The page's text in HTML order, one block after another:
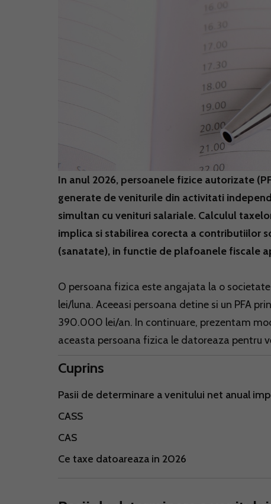
In anul 2026, persoanele fizice autorizate
generate de veniturile din activitati
simultan cu venituri salariale. Calculul
implica si stabilirea corecta a contributiilor
(sanatate), in functie de plafoanele fiscale
O persoana fizica este angajata la o
lei/luna. Aceeasi persoana detine si un PFA
390.000 lei/an. In continuare, prezentam
aceasta persoana fizica le datoreaza pentru
Cuprins
Pasii de determinare a venitului net anual
CASS
CAS
Ce taxe datoareaza in 2026